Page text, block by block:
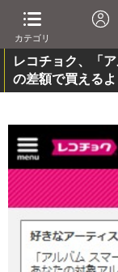
カテゴリ
レコチョク、「
の差額で買える